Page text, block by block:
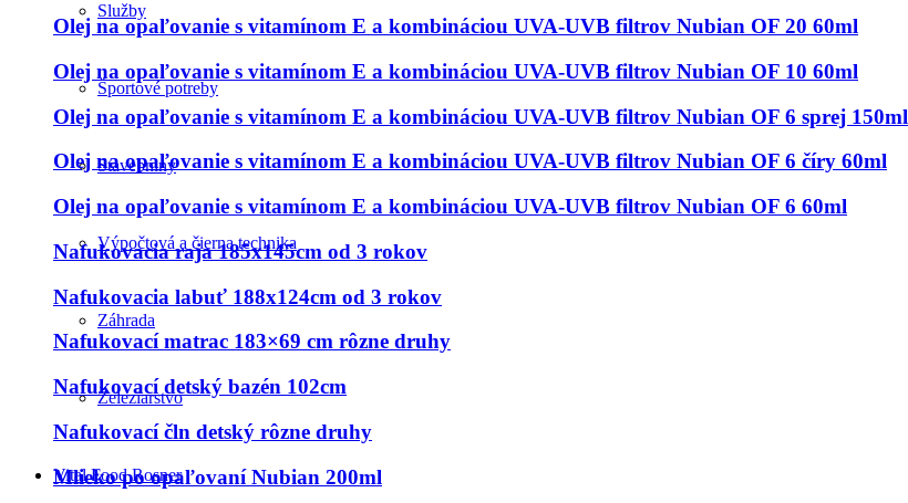
Služby
Športové potreby
Stavebniny
Výpočtová a čierna technika
Záhrada
Železiarstvo
Vital Food Rosner
Olej na opaľovanie s vitamínom E a kombináciou UVA-UVB filtrov Nubian OF 20 60ml
Olej na opaľovanie s vitamínom E a kombináciou UVA-UVB filtrov Nubian OF 10 60ml
Olej na opaľovanie s vitamínom E a kombináciou UVA-UVB filtrov Nubian OF 6 sprej 150ml
Olej na opaľovanie s vitamínom E a kombináciou UVA-UVB filtrov Nubian OF 6 číry 60ml
Olej na opaľovanie s vitamínom E a kombináciou UVA-UVB filtrov Nubian OF 6 60ml
Nafukovacia raja 185x145cm od 3 rokov
Nafukovacia labuť 188x124cm od 3 rokov
Nafukovací matrac 183×69 cm rôzne druhy
Nafukovací detský bazén 102cm
Nafukovací čln detský rôzne druhy
Mlieko po opaľovaní Nubian 200ml